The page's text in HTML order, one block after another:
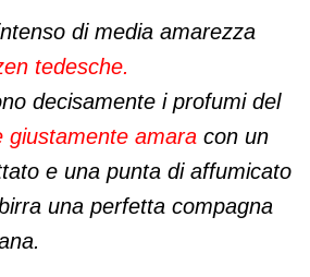
di media amarezza
tedesche.
decisamente i profumi del
giustamente amara con un
e una punta di affumicato
una perfetta compagna